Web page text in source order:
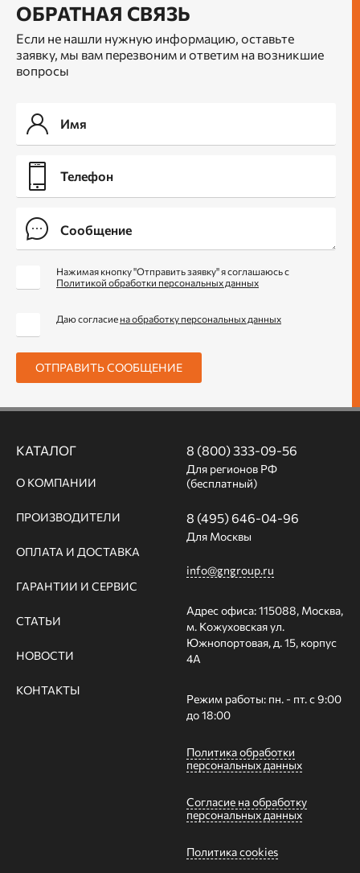
ОБРАТНАЯ СВЯЗЬ
Если не нашли нужную информацию, оставьте
заявку, мы вам перезвоним и ответим на возникшие
вопросы
Нажимая кнопку "Отправить заявку" я соглашаюсь с
Политикой обработки персональных данных
Даю согласие на обработку персональных данных
ОТПРАВИТЬ СООБЩЕНИЕ
КАТАЛОГ
О КОМПАНИИ
ПРОИЗВОДИТЕЛИ
ОПЛАТА И ДОСТАВКА
ГАРАНТИИ И СЕРВИС
СТАТЬИ
НОВОСТИ
КОНТАКТЫ
8 (800) 333-09-56
Для регионов РФ
(бесплатный)
8 (495) 646-04-96
Для Москвы
info@gngroup.ru
Адрес офиса: 115088, Москва,
м. Кожуховская ул.
Южнопортовая, д. 15, корпус
4А
Режим работы: пн. - пт. с 9:00
до 18:00
Политика обработки
персональных данных
Согласие на обработку
персональных данных
Политика cookies